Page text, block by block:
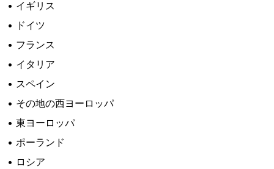
• イギリス
• ドイツ
• フランス
• イタリア
• スペイン
• その地の西ヨーロッパ
• 東ヨーロッパ
• ポーランド
• ロシア